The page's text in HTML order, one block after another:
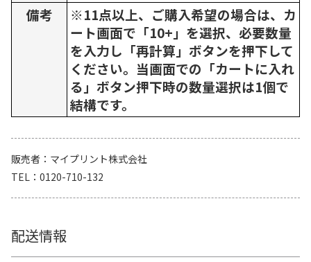
備考
※11点以上、ご購入希望の場合は、カ
ート画面で「10+」を選択、必要数量
を入力し「再計算」ボタンを押下して
ください。当画面での「カートに入れ
る」ボタン押下時の数量選択は1個で
結構です。
販売者
マイプリント株式会社
TEL
0120-710-132
配送情報